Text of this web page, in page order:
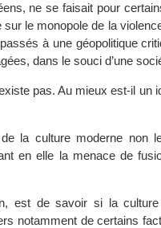
ne se faisait pour
le monopole de la
à une géopolitique
dans le souci d’une
pas. Au mieux est-il un
la culture moderne non
en elle la menace de
est de savoir si la
notamment de certains